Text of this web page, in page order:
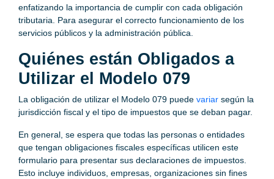
enfatizando la importancia de cumplir con cada obligación
tributaria. Para asegurar el correcto funcionamiento de los
servicios públicos y la administración pública.
Quiénes están Obligados a
Utilizar el Modelo 079
La obligación de utilizar el Modelo 079 puede variar según la
jurisdicción fiscal y el tipo de impuestos que se deban pagar.
En general, se espera que todas las personas o entidades
que tengan obligaciones fiscales específicas utilicen este
formulario para presentar sus declaraciones de impuestos.
Esto incluye individuos, empresas, organizaciones sin fines